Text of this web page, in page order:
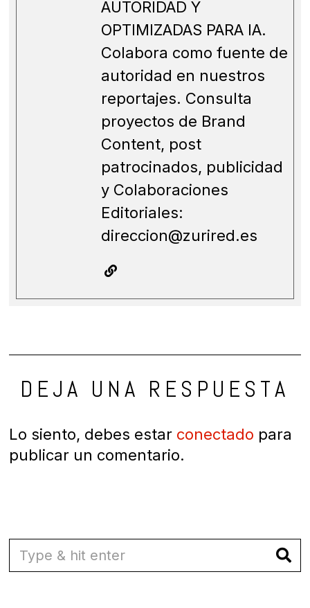
OPTIMIZADAS PARA IA.
Colabora como fuente de
autoridad en nuestros
reportajes. Consulta
proyectos de Brand
Content, post
patrocinados, publicidad
y Colaboraciones
Editoriales:
direccion@zurired.es
publicar un comentario.